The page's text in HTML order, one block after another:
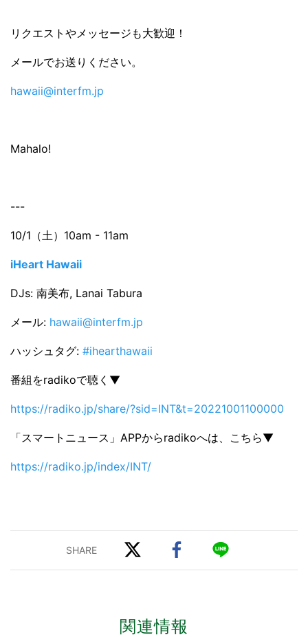
リクエストやメッセージも大歓迎！
メールでお送りください。
hawaii@interfm.jp
Mahalo!
---
10/1（土）10am - 11am
iHeart Hawaii
DJs: 南美布, Lanai Tabura
メール: hawaii@interfm.jp
ハッシュタグ: #ihearthawaii
番組をradikoで聴く▼
https://radiko.jp/share/?sid=INT&t=20221001100000
「スマートニュース」APPからradikoへは、こちら▼
https://radiko.jp/index/INT/
関連情報